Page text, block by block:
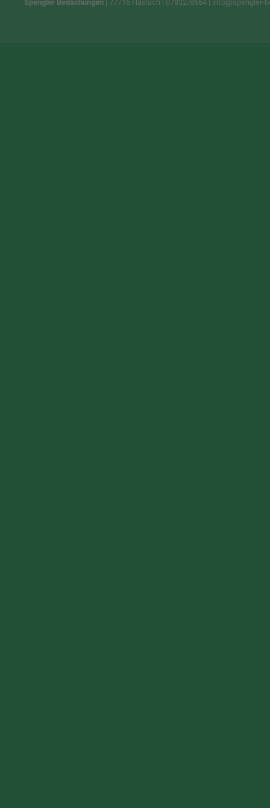
Spengler Bedachungen | 77716 Haslach | 07832/8564 | info@spengler-